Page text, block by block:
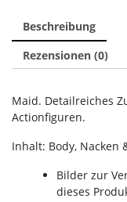
Beschreibung
Rezensionen (0)
Maid. Detailreiches
Actionfiguren.
Inhalt: Body, Nacken
Bilder zur
dieses